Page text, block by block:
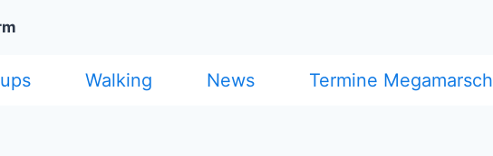
Walking News Termine Megamarsch